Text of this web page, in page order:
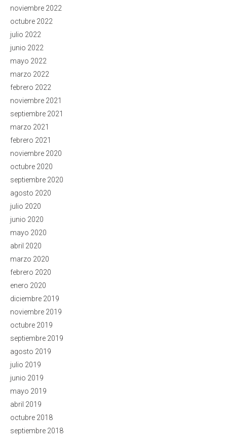
noviembre 2022
octubre 2022
julio 2022
junio 2022
mayo 2022
marzo 2022
febrero 2022
noviembre 2021
septiembre 2021
marzo 2021
febrero 2021
noviembre 2020
octubre 2020
septiembre 2020
agosto 2020
julio 2020
junio 2020
mayo 2020
abril 2020
marzo 2020
febrero 2020
enero 2020
diciembre 2019
noviembre 2019
octubre 2019
septiembre 2019
agosto 2019
julio 2019
junio 2019
mayo 2019
abril 2019
octubre 2018
septiembre 2018